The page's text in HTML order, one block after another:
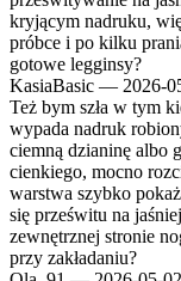
kryjącym nadruku,
próbce i po kilku
gotowe legginsy?
KasiaBasic — 2026-
Też bym szła w tym
wypada nadruk
ciemną dzianinę albo
cienkiego, mocno
warstwa szybko
się prześwitu na
zewnętrznej stronie
przy zakładaniu?